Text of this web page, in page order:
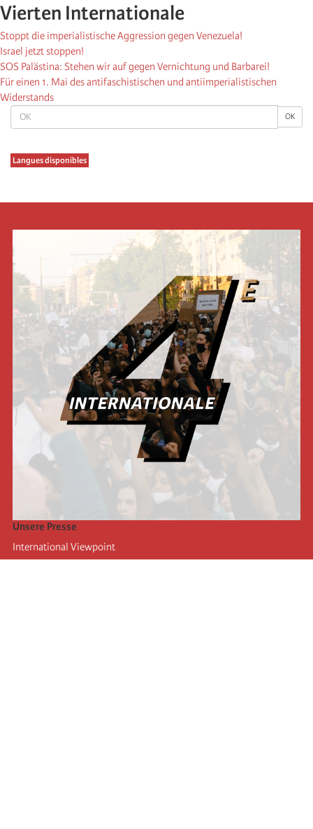
OK OK
Langues disponibles
Vierten Internationale
Stoppt die imperialistische Aggression gegen Venezuela!
Israel jetzt stoppen!
SOS Palästina: Stehen wir auf gegen Vernichtung und Barbarei!
Für einen 1. Mai des antifaschistischen und antiimperialistischen
Widerstands
Unsere Presse
International Viewpoint